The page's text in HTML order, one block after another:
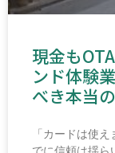
現金も
ンド体験
べき本当
「カードは使